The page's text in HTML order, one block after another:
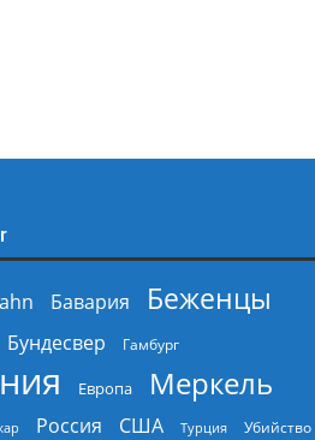
Бавария
Беженцы
Бундесвер Гамбург
Европа Меркель
Россия США Турция Убийство